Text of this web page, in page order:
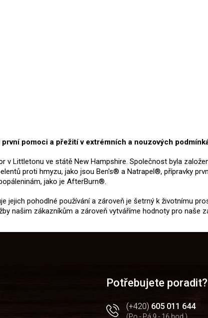
pomoci a přežití v extrémních a nouzových
v Littletonu ve státě New Hampshire. Společnost byla
proti hmyzu, jako jsou Ben's® a Natrapel®, přípravky
jako je AfterBurn®.
jejich pohodlné používání a zároveň je šetrný k životnímu
našim zákazníkům a zároveň vytváříme hodnoty pro naše
Potřebujete poradit?
(+420) 605 011 644